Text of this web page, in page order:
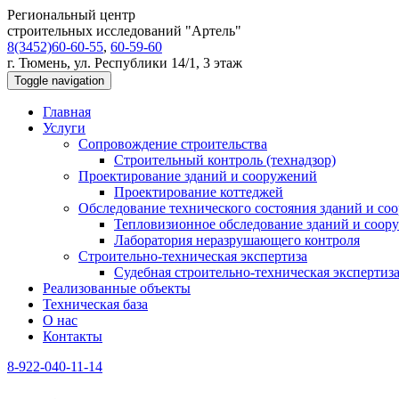
Региональный центр
строительных исследований "Артель"
8(3452)60-60-55, 60-59-60
г. Тюмень, ул. Республики 14/1, 3 этаж
Toggle navigation
Главная
Услуги
Сопровождение строительства
Строительный контроль (технадзор)
Проектирование зданий и сооружений
Проектирование коттеджей
Обследование технического состояния зданий и
Тепловизионное обследование зданий и
Лаборатория неразрушающего контроля
Строительно-техническая экспертиза
Судебная строительно-техническая экспертиза
Реализованные объекты
Техническая база
О нас
Контакты
8-922-040-11-14